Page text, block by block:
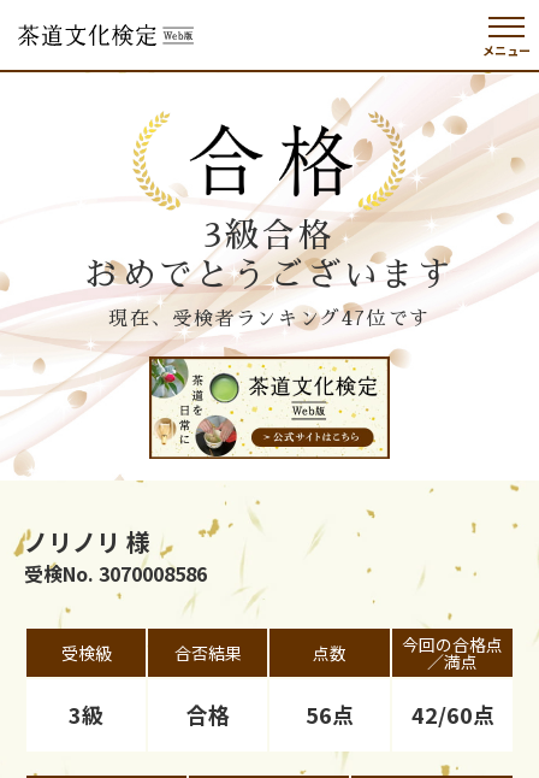
メニュー
3級合格
おめでとうございます
現在、受検者ランキング47位です
ノリノリ 様
受検No. 3070008586
受検級 合否結果 点数 今回の合格点
／満点
3級 合格 56点 42/60点